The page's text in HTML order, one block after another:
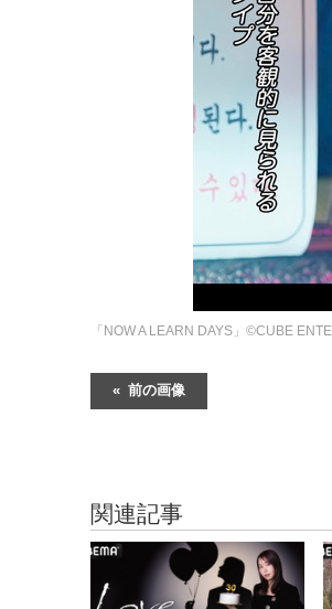
「NOW A LEARN DAYS」©︎CUBE
前の画像
関連記事